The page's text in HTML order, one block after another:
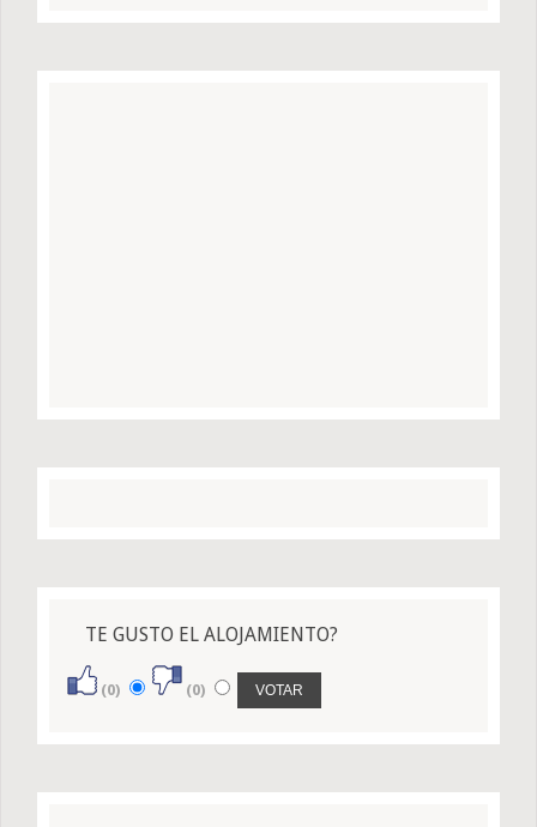
TE GUSTO EL ALOJAMIENTO?
(0) (0)